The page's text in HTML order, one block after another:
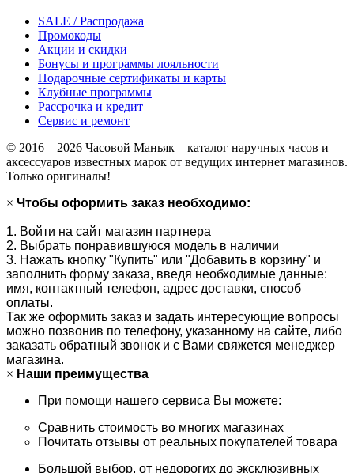
SALE / Распродажа
Промокоды
Акции и скидки
Бонусы и программы лояльности
Подарочные сертификаты и карты
Клубные программы
Рассрочка и кредит
Сервис и ремонт
© 2016 – 2026 Часовой Маньяк – каталог наручных часов и
аксессуаров известных марок от ведущих интернет магазинов.
Только оригиналы!
× Чтобы оформить заказ необходимо:
1. Войти на сайт магазин партнера
2. Выбрать понравившуюся модель в наличии
3. Нажать кнопку "Купить" или "Добавить в корзину" и
заполнить форму заказа, введя необходимые данные:
имя, контактный телефон, адрес доставки, способ
оплаты.
Так же оформить заказ и задать интересующие вопросы
можно позвонив по телефону, указанному на сайте, либо
заказать обратный звонок и с Вами свяжется менеджер
магазина.
× Наши преимущества
При помощи нашего сервиса Вы можете:
Сравнить стоимость во многих магазинах
Почитать отзывы от реальных покупателей товара
Большой выбор, от недорогих до эксклюзивных